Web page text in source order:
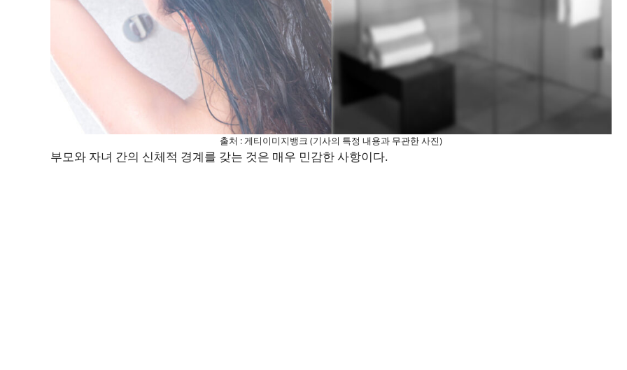
출처 : 게티이미지뱅크 (기사의 특정 내용과 무관한 사진)
부모와 자녀 간의 신체적 경계를 갖는 것은 매우 민감한 사항이다.